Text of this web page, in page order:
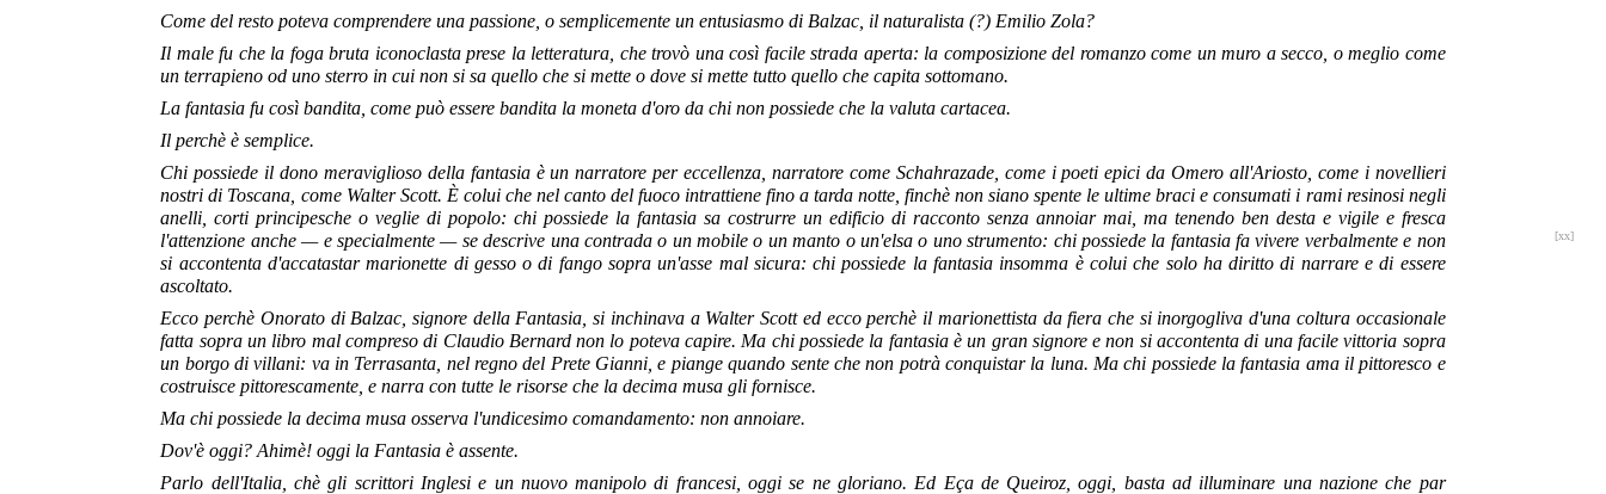
Come del resto poteva comprendere una passione, o semplicemente un entusiasmo di Balzac, il naturalista (?) Emilio Zola?
Il male fu che la foga bruta iconoclasta prese la letteratura, che trovò una così facile strada aperta: la composizione del romanzo come un muro a secco, o meglio come
un terrapieno od uno sterro in cui non si sa quello che si mette o dove si mette tutto quello che capita sottomano.
La fantasia fu così bandita, come può essere bandita la moneta d'oro da chi non possiede che la valuta cartacea.
Il perchè è semplice.
Chi possiede il dono meraviglioso della fantasia è un narratore per eccellenza, narratore come Schahrazade, come i poeti epici da Omero all'Ariosto, come i novellieri
nostri di Toscana, come Walter Scott. È colui che nel canto del fuoco intrattiene fino a tarda notte, finchè non siano spente le ultime braci e consumati i rami resinosi negli
anelli, corti principesche o veglie di popolo: chi possiede la fantasia sa costrurre un edificio di racconto senza annoiar mai, ma tenendo ben desta e vigile e fresca
l'attenzione anche — e
[xx]
specialmente — se descrive una contrada o un mobile o un manto o un'elsa o uno strumento: chi possiede la fantasia fa vivere verbalmente e non
si accontenta d'accatastar marionette di gesso o di fango sopra un'asse mal sicura: chi possiede la fantasia insomma è colui che solo ha diritto di narrare e di essere
ascoltato.
Ecco perchè Onorato di Balzac, signore della Fantasia, si inchinava a Walter Scott ed ecco perchè il marionettista da fiera che si inorgogliva d'una coltura occasionale
fatta sopra un libro mal compreso di Claudio Bernard non lo poteva capire. Ma chi possiede la fantasia è un gran signore e non si accontenta di una facile vittoria sopra
un borgo di villani: va in Terrasanta, nel regno del Prete Gianni, e piange quando sente che non potrà conquistar la luna. Ma chi possiede la fantasia ama il pittoresco e
costruisce pittorescamente, e narra con tutte le risorse che la decima musa gli fornisce.
Ma chi possiede la decima musa osserva l'undicesimo comandamento: non annoiare.
Dov'è oggi? Ahimè! oggi la Fantasia è assente.
Parlo dell'Italia, chè gli scrittori Inglesi e un nuovo manipolo di francesi, oggi se ne gloriano. Ed Eça de Queiroz, oggi, basta ad illuminare una nazione che par